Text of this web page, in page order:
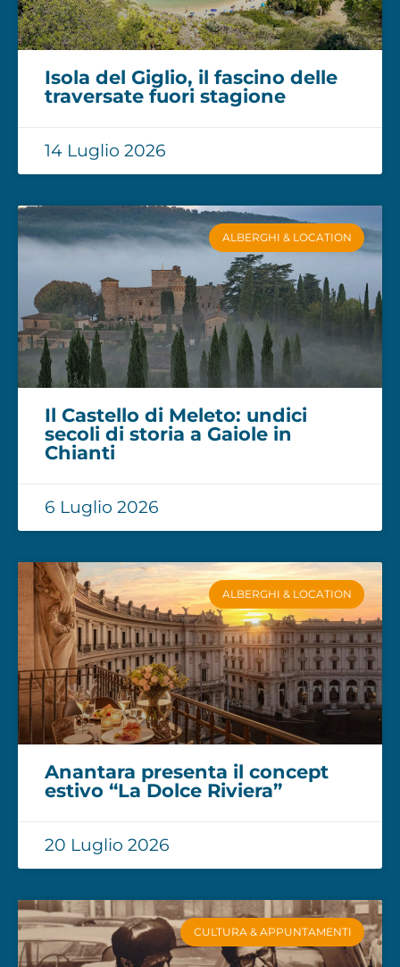
Isola del Giglio, il fascino delle
traversate fuori stagione
14 Luglio 2026
ALBERGHI & LOCATION
Il Castello di Meleto: undici
secoli di storia a Gaiole in
Chianti
6 Luglio 2026
ALBERGHI & LOCATION
Anantara presenta il concept
estivo “La Dolce Riviera”
20 Luglio 2026
CULTURA & APPUNTAMENTI